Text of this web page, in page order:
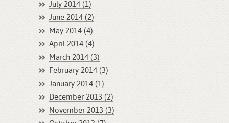
July 2014 (1)
June 2014 (2)
May 2014 (4)
April 2014 (4)
March 2014 (3)
February 2014 (3)
January 2014 (1)
December 2013 (2)
November 2013 (3)